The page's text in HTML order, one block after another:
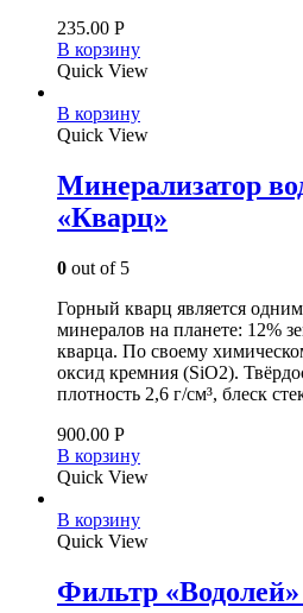
235.00 Р
В корзину
Quick View
В корзину
Quick View
Минерализатор
«Кварц»
0 out of 5
Горный кварц является
минералов на планете: 12%
кварца. По своему
оксид кремния (SiO2).
плотность 2,6 г/см³, блеск
900.00 Р
В корзину
Quick View
В корзину
Quick View
Фильтр